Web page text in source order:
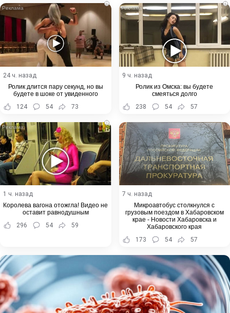
i
24 ч. назад
Ролик длится пару секунд, но вы
будете в шоке от увиденного
124
54 73
i
9 ч. назад
Ролик из Омска: вы будете
смеяться долго
238
54 57
i
1 ч. назад
Королева вагона отожгла! Видео не
оставит равнодушным
296
54 59
7 ч. назад
Микроавтобус столкнулся с
грузовым поездом в Хабаровском
крае - Новости Хабаровска и
Хабаровского края
173
54 57